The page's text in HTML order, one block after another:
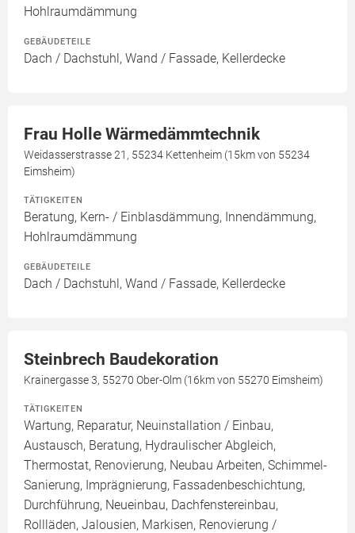
Hohlraumdämmung
GEBÄUDETEILE
Dach / Dachstuhl, Wand / Fassade, Kellerdecke
Frau Holle Wärmedämmtechnik
Weidasserstrasse 21, 55234 Kettenheim (15km von 55234
Eimsheim)
TÄTIGKEITEN
Beratung, Kern- / Einblasdämmung, Innendämmung,
Hohlraumdämmung
GEBÄUDETEILE
Dach / Dachstuhl, Wand / Fassade, Kellerdecke
Steinbrech Baudekoration
Krainergasse 3, 55270 Ober-Olm (16km von 55270 Eimsheim)
TÄTIGKEITEN
Wartung, Reparatur, Neuinstallation / Einbau,
Austausch, Beratung, Hydraulischer Abgleich,
Thermostat, Renovierung, Neubau Arbeiten, Schimmel-
Sanierung, Imprägnierung, Fassadenbeschichtung,
Durchführung, Neueinbau, Dachfenstereinbau,
Rollläden, Jalousien, Markisen, Renovierung /